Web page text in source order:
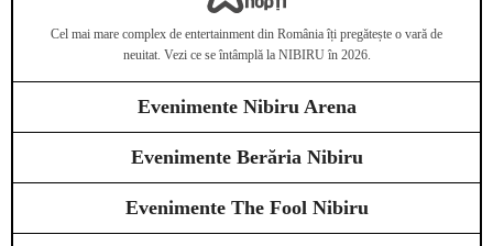
Cel mai mare complex de entertainment din România îți pregătește o vară de
neuitat. Vezi ce se întâmplă la NIBIRU în 2026.
Evenimente Nibiru Arena
Evenimente Berăria Nibiru
Evenimente The Fool Nibiru